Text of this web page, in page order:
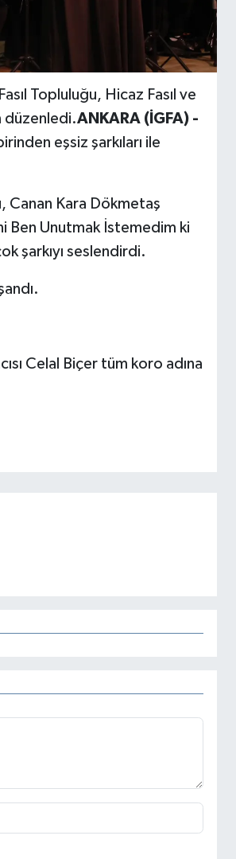
Topluluğu, Hicaz Fasıl ve
düzenledi.ANKARA (İGFA) -
eşsiz şarkıları ile
Canan Kara Dökmetaş
Ben Unutmak İstemedim ki
şarkıyı seslendirdi.
Celal Biçer tüm koro adına